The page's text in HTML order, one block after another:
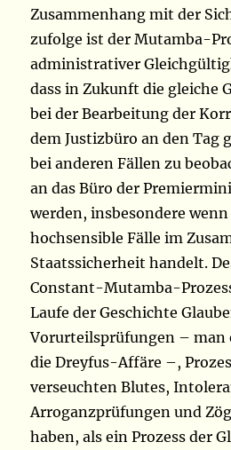
Zusammenhang mit der
zufolge ist der Mutamba-
administrativer
dass in Zukunft die gleiche
bei der Bearbeitung der
dem Justizbüro an den Tag
bei anderen Fällen zu
an das Büro der
werden, insbesondere
hochsensible Fälle im
Staatssicherheit handelt.
Constant-Mutamba-
Laufe der Geschichte
Vorurteilsprüfungen – man
die Dreyfus-Affäre –,
verseuchten Blutes,
Arroganzprüfungen und
haben, als ein Prozess der